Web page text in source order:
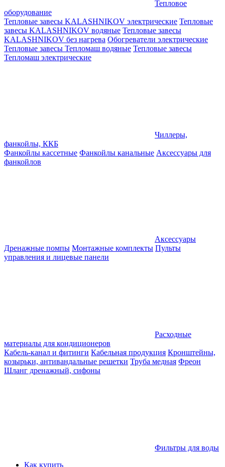
Тепловое
оборудование
Тепловые завесы KALASHNIKOV электрические Тепловые
завесы KALASHNIKOV водяные Тепловые завесы
KALASHNIKOV без нагрева Обогреватели электрические
Тепловые завесы Тепломаш водяные Тепловые завесы
Тепломаш электрические
Чиллеры,
фанкойлы, ККБ
Фанкойлы кассетные Фанкойлы канальные Аксессуары для
фанкойлов
Аксессуары
Дренажные помпы Монтажные комплекты Пульты
управления и лицевые панели
Расходные
материалы для кондиционеров
Кабель-канал и фитинги Кабельная продукция Кронштейны,
козырьки, антивандальные решетки Труба медная Фреон
Шланг дренажный, сифоны
Фильтры для воды
Как купить